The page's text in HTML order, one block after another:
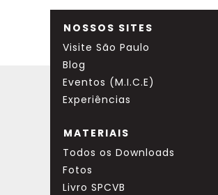
NOSSOS SITES
Visite São Paulo
Blog
Eventos (M.I.C.E)
Experiências
MATERIAIS
Todos os Downloads
Fotos
Livro SPCVB